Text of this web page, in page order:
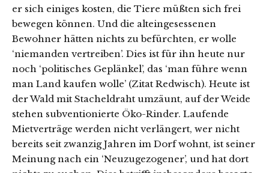
er sich einiges kosten, die Tiere müßten sich frei
bewegen können. Und die alteingesessenen
Bewohner hätten nichts zu befürchten, er wolle
‘niemanden vertreiben’. Dies ist für ihn heute nur
noch ‘politisches Geplänkel’, das ‘man führe wenn
man Land kaufen wolle’ (Zitat Redwisch). Heute ist
der Wald mit Stacheldraht umzäunt, auf der Weide
stehen subventionierte Öko-Rinder. Laufende
Mietverträge werden nicht verlängert, wer nicht
bereits seit zwanzig Jahren im Dorf wohnt, ist seiner
Meinung nach ein ‘Neuzugezogener’, und hat dort